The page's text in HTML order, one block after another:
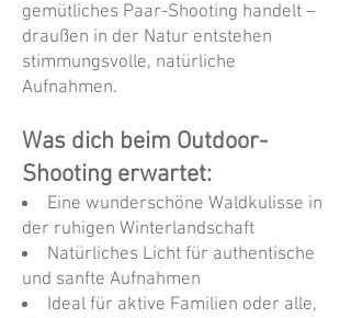
gemütliches Paar-Shooting handelt –
draußen in der Natur entstehen
stimmungsvolle, natürliche
Aufnahmen.
Was dich beim Outdoor-
Shooting erwartet:
Eine wunderschöne Waldkulisse in
der ruhigen Winterlandschaft
Natürliches Licht für authentische
und sanfte Aufnahmen
Ideal für aktive Familien oder alle,